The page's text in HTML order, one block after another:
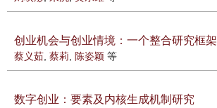
创业机会与创业情境：一个整合研究框架
蔡义茹, 蔡莉, 陈姿颖 等
数字创业：要素及内核生成机制研究